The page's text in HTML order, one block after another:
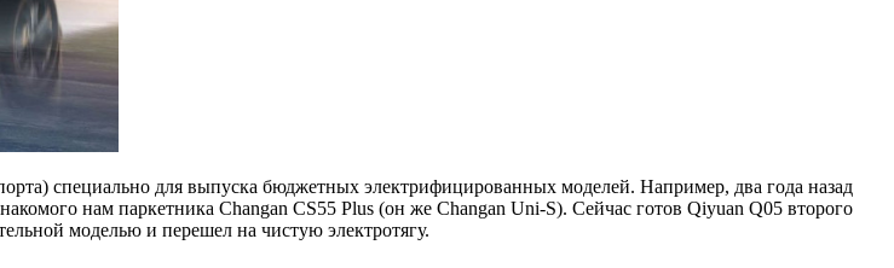
специально для выпуска бюджетных электрифицированных моделей. Например, два года назад
нам паркетника Changan CS55 Plus (он же Changan Uni-S). Сейчас готов Qiyuan Q05 второго
моделью и перешел на чистую электротягу.